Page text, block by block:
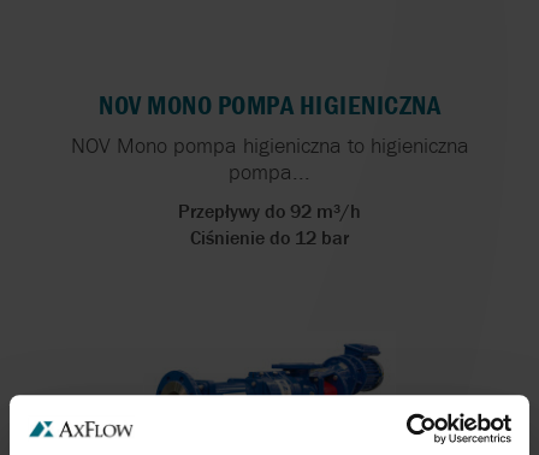
NOV MONO POMPA HIGIENICZNA
NOV Mono pompa higieniczna to higieniczna
pompa...
Przepływy do 92 m³/h
Ciśnienie do 12 bar